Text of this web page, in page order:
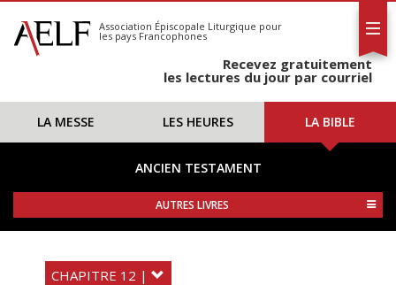
S'abonner
Calendrier
Association Épiscopale Liturgique pour
les pays Francophones
Recevez gratuitement
les lectures du jour par courriel
LA MESSE LES HEURES LA BIBLE
ANCIEN TESTAMENT
AUTRES LIVRES
CHAPITRE 12 |